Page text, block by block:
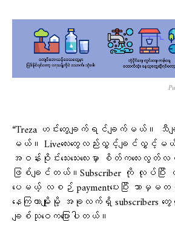
“Treza ဟင်းတွေချက်ရင်ချက်မယ်။ သီ
မယ်။ Liveလေးတွေလည်းလွှင့်ချင်လွှင့်မ
အဝန်းဝိုင်းသေးသေးလေးမှာ စိတ်ကလေးလွ
ဖြစ်ချင်တယ်။Subscriber ကို လုပ်ပြီး
ပေမယ့် လစဉ် paymentပေးပြီး ဘာမှမတ
နေကြတာမျိုးမို့ အခုလက်ရှိ subscribers တွေ
ချစ်သုဝေကပြောပါတယ်။